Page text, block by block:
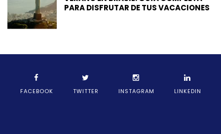
PARA DISFRUTAR DE TUS VACACIONES
FACEBOOK TWITTER INSTAGRAM LINKEDIN